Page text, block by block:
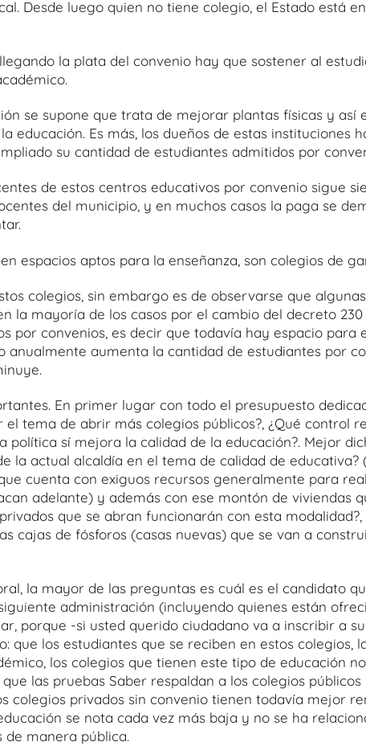
Desde luego quien no tiene colegio, el Estado está
la plata del convenio hay que sostener al
se supone que trata de mejorar plantas físicas y así
educación. Es más, los dueños de estas instituciones
su cantidad de estudiantes admitidos por
de estos centros educativos por convenio sigue
del municipio, y en muchos casos la paga se
espacios aptos para la enseñanza, son colegios de
colegios, sin embargo es de observarse que
la mayoría de los casos por el cambio del decreto 230
por convenios, es decir que todavía hay espacio para
anualmente aumenta la cantidad de estudiantes por
En primer lugar con todo el presupuesto
tema de abrir más colegios públicos?, ¿Qué control
política sí mejora la calidad de la educación?. Mejor
la actual alcaldía en el tema de calidad de educativa?
cuenta con exiguos recursos generalmente para
adelante) y además con ese montón de viviendas
que se abran funcionarán con esta modalidad?,
cajas de fósforos (casas nuevas) que se van a
la mayor de las preguntas es cuál es el candidato
administración (incluyendo quienes están
porque -si usted querido ciudadano va a inscribir a
que los estudiantes que se reciben en estos colegios,
los colegios que tienen este tipo de educación
las pruebas Saber respaldan a los colegios
colegios privados sin convenio tienen todavía mejor
se nota cada vez más baja y no se ha
de manera pública.